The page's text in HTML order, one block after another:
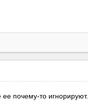
почему-то игнорируют.